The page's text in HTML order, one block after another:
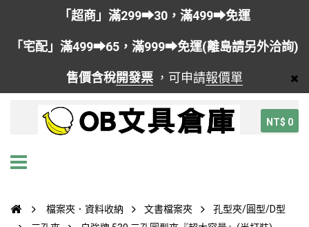
「超商」滿299➡30，滿499➡免運
「宅配」滿499➡65，滿999➡免運(離島請另外洽詢)
售價含稅開發票 ，可申請報價單
NT$ 0
檔案夾．資料收納 文書檔案夾
孔型夾/圓型/D型